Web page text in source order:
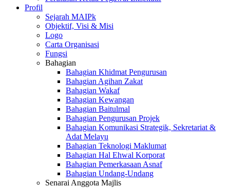
Profil
Sejarah MAIPk
Objektif, Visi & Misi
Logo
Carta Organisasi
Fungsi
Bahagian
Bahagian Khidmat Pengurusan
Bahagian Agihan Zakat
Bahagian Wakaf
Bahagian Kewangan
Bahagian Baitulmal
Bahagian Pengurusan Projek
Bahagian Komunikasi Strategik, Sekretariat &
Adat Melayu
Bahagian Teknologi Maklumat
Bahagian Hal Ehwal Korporat
Bahagian Pemerkasaan Asnaf
Bahagian Undang-Undang
Senarai Anggota Majlis